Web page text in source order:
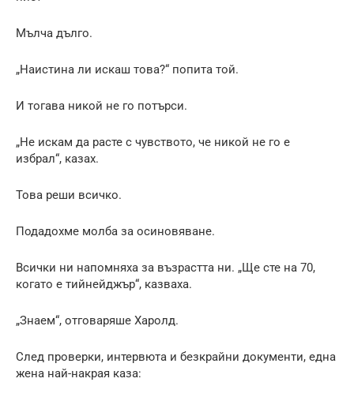
Мълча дълго.
„Наистина ли искаш това?“ попита той.
И тогава никой не го потърси.
„Не искам да расте с чувството, че никой не го е
избрал“, казах.
Това реши всичко.
Подадохме молба за осиновяване.
Всички ни напомняха за възрастта ни. „Ще сте на 70,
когато е тийнейджър“, казваха.
„Знаем“, отговаряше Харолд.
След проверки, интервюта и безкрайни документи, една
жена най-накрая каза: